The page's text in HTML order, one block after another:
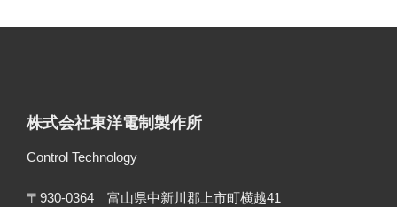
株式会社東洋電制製作所
Control Technology
〒930-0364 富山県中新川郡上市町横越41